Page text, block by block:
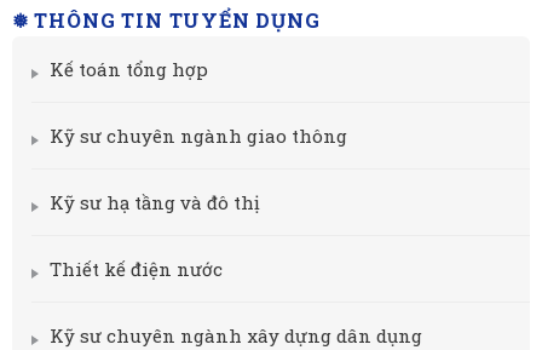
❅ THÔNG TIN TUYỂN DỤNG
Kế toán tổng hợp
Kỹ sư chuyên ngành giao thông
Kỹ sư hạ tầng và đô thị
Thiết kế điện nước
Kỹ sư chuyên ngành xây dựng dân dụng